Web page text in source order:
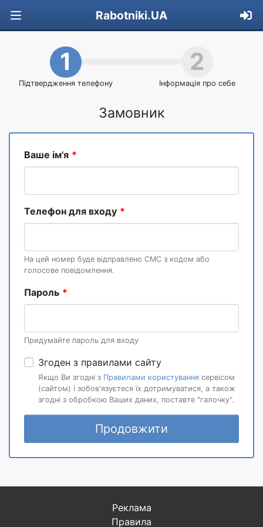
Rabotniki.UA
1
Підтвердження телефону
2
Інформація про себе
Замовник
Ваше ім'я
Телефон для входу
На цей номер буде відправлено СМС з кодом або
голосове повідомлення.
Пароль
Придумайте пароль для входу
Згоден з правилами сайту
Якщо Ви згодні з Правилами користування сервісом
(сайтом) і зобов'язуєтеся їх дотримуватися, а також
згодні з обробкою Ваших даних, поставте "галочку".
Продовжити
Реклама
Правила